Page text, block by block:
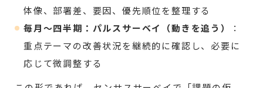
体像、部署差、要因、優先順位を整理する
毎月〜四半期：パルスサーベイ（動きを追う）
：
重点テーマの改善状況を継続的に確認し、必要に
応じて微調整する